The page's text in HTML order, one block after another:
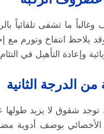
ما تشفى تلقائياً
انتفاخ وتورم مع
وإعادة التأهيل في
الدرجة الثانية
الأخصائي بوصف أدوية